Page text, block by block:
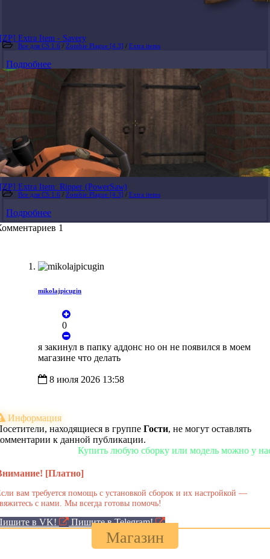
[ZP] Extra Item - Savery
Все для CS 1.6 / Zombie Plague [4.3] / Extra items
Подробнее
[ZP] Extra Item: Ripper (PowerSaw)
Все для CS 1.6 / Zombie Plague [4.3] / Extra items
Подробнее
1
mikolajpicugin
0
я закинул в папку аддонс но он не появился в моем
магазине что делать
8 июля 2026 13:58
Информация
находящиеся в группе Гости, не могут оставлять
к данной публикации.
Купить любую сборку или модель можно у нас в
[Платно]
вам требуется помощь с установкой сборок и их настройкой —
с нами. Мы всегда готовы помочь!
в VK! Пишите в Telegram!
Магазин